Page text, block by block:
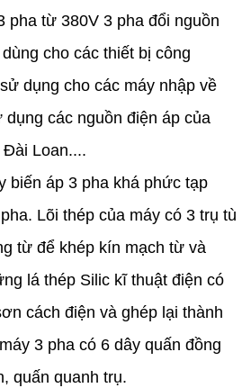
từ 380V 3 pha đổi nguồn
cho các thiết bị công
dụng cho các máy nhập về
các nguồn điện áp của
Loan....
áp 3 pha khá phức tạp
Lõi thép của máy có 3 trụ tù
từ để khép kín mạch từ và
lá thép Silic kĩ thuật điện có
cách điện và ghép lại thành
3 pha có 6 dây quấn đồng
quấn quanh trụ.